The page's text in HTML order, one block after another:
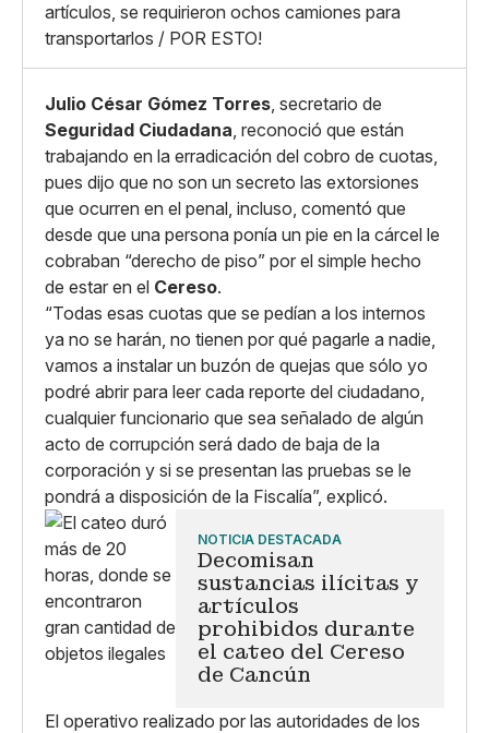
artículos, se requirieron ochos camiones para
transportarlos / POR ESTO!
Julio César Gómez Torres, secretario de
Seguridad Ciudadana, reconoció que están
trabajando en la erradicación del cobro de cuotas,
pues dijo que no son un secreto las extorsiones
que ocurren en el penal, incluso, comentó que
desde que una persona ponía un pie en la cárcel le
cobraban “derecho de piso” por el simple hecho
de estar en el Cereso.
“Todas esas cuotas que se pedían a los internos
ya no se harán, no tienen por qué pagarle a nadie,
vamos a instalar un buzón de quejas que sólo yo
podré abrir para leer cada reporte del ciudadano,
cualquier funcionario que sea señalado de algún
acto de corrupción será dado de baja de la
corporación y si se presentan las pruebas se le
pondrá a disposición de la Fiscalía”, explicó.
NOTICIA DESTACADA
Decomisan
sustancias ilícitas y
artículos
prohibidos durante
el cateo del Cereso
de Cancún
El operativo realizado por las autoridades de los